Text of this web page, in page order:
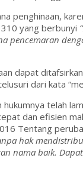
penghinaan,
yang berbunyi
pencemaran
dapat
dari kata
telah
dan efisien
Tentang
hak
nama baik.